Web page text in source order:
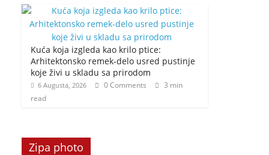
Kuća koja izgleda kao krilo ptice:
Arhitektonsko remek-delo usred pustinje
koje živi u skladu sa prirodom
6 Augusta, 2026 0 Comments
3 min
read
Zipa photo